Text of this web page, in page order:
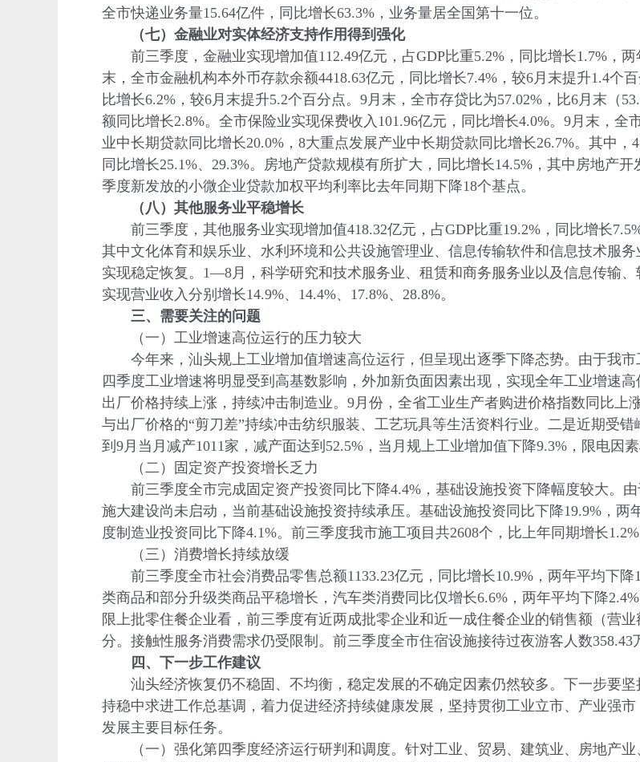
全市快递业务量15.64亿件，同比增长63.3%，业务量居全国第十一位。
（七）金融业对实体经济支持作用得到强化
前三季度，金融业实现增加值112.49亿元，占GDP比重5.2%，同比增长1.7%，两
末，全市金融机构本外币存款余额4418.63亿元，同比增长7.4%，较6月末提升1.4个
比增长6.2%，较6月末提升5.2个百分点。9月末，全市存贷比为57.02%，比6月末（
额同比增长2.8%。全市保险业实现保费收入101.96亿元，同比增长4.0%。9月末，全
业中长期贷款同比增长20.0%，8大重点发展产业中长期贷款同比增长26.7%。其中
同比增长25.1%、29.3%。房地产贷款规模有所扩大，同比增长14.5%，其中房地产
季度新发放的小微企业贷款加权平均利率比去年同期下降18个基点。
（八）其他服务业平稳增长
前三季度，其他服务业实现增加值418.32亿元，占GDP比重19.2%，同比增长
其中文化体育和娱乐业、水利环境和公共设施管理业、信息传输软件和信息技术服
实现稳定恢复。1—8月，科学研究和技术服务业、租赁和商务服务业以及信息传输
实现营业收入分别增长14.9%、14.4%、17.8%、28.8%。
三、需要关注的问题
（一）工业增速高位运行的压力较大
今年来，汕头规上工业增加值增速高位运行，但呈现出逐季下降态势。由于我市
四季度工业增速将明显受到高基数影响，外加新负面因素出现，实现全年工业增速
出厂价格持续上涨，持续冲击制造业。9月份，全省工业生产者购进价格指数同比上
与出厂价格的“剪刀差”持续冲击纺织服装、工艺玩具等生活资料行业。二是近期受
到9月当月减产1011家，减产面达到52.5%，当月规上工业增加值下降9.3%，限电因
（二）固定资产投资增长乏力
前三季度全市完成固定资产投资同比下降4.4%，基础设施投资下降幅度较大。
施大建设尚未启动，当前基础设施投资持续承压。基础设施投资同比下降19.9%，
度制造业投资同比下降4.1%。前三季度我市施工项目共2608个，比上年同期增长
（三）消费增长持续放缓
前三季度全市社会消费品零售总额1133.23亿元，同比增长10.9%，两年平均下降
类商品和部分升级类商品平稳增长，汽车类消费同比仅增长6.6%，两年平均下降
限上批零住餐企业看，前三季度有近两成批零企业和近一成住餐企业的销售额（营
分。接触性服务消费需求仍受限制。前三季度全市住宿设施接待过夜游客人数358.43
四、下一步工作建议
汕头经济恢复仍不稳固、不均衡，稳定发展的不确定因素仍然较多。下一步要坚
持稳中求进工作总基调，着力促进经济持续健康发展，坚持贯彻工业立市、产业强
发展主要目标任务。
（一）强化第四季度经济运行研判和调度。针对工业、贸易、建筑业、房地产业